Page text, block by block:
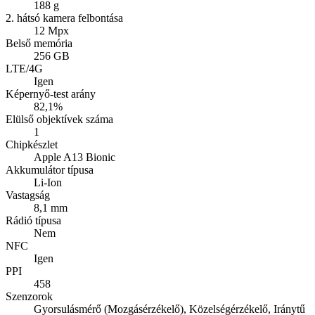
188 g
2. hátsó kamera felbontása
12 Mpx
Belső memória
256 GB
LTE/4G
Igen
Képernyő-test arány
82,1%
Elülső objektívek száma
1
Chipkészlet
Apple A13 Bionic
Akkumulátor típusa
Li-Ion
Vastagság
8,1 mm
Rádió típusa
Nem
NFC
Igen
PPI
458
Szenzorok
Gyorsulásmérő (Mozgásérzékelő), Közelségérzékelő, Iránytű